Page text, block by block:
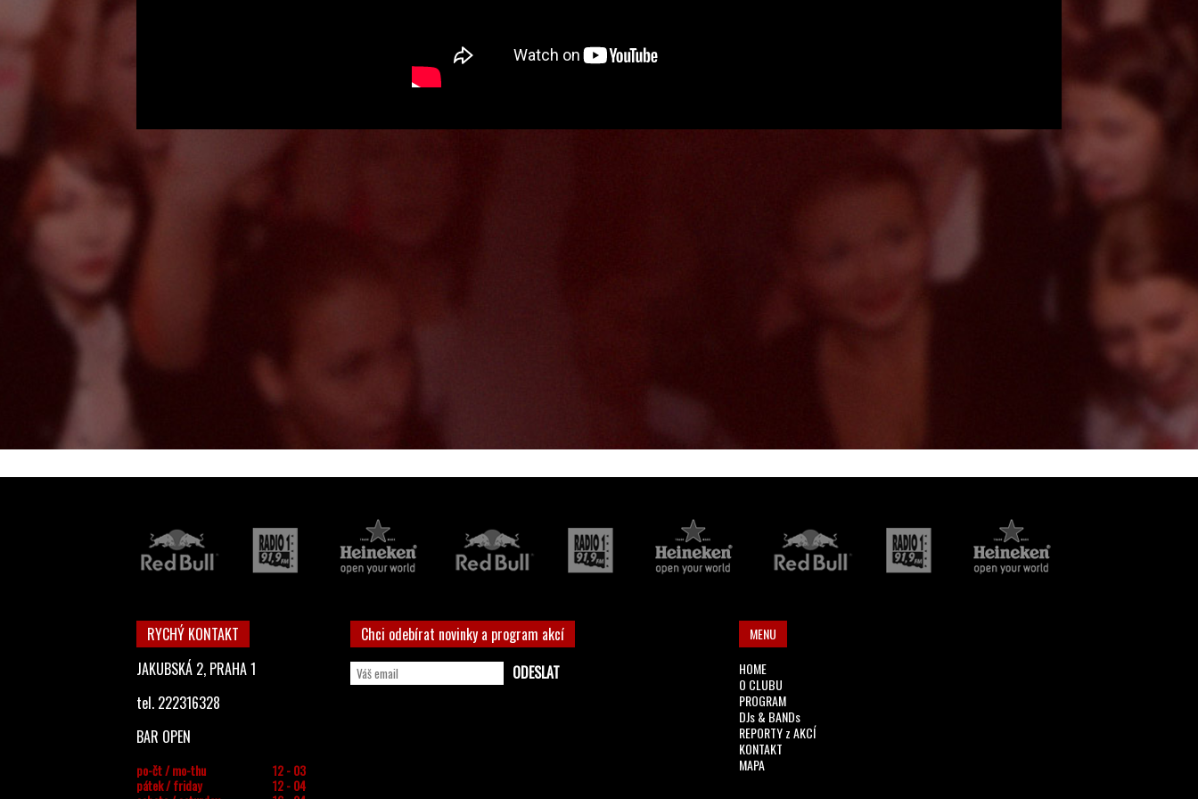
RYCHÝ KONTAKT
JAKUBSKÁ 2, PRAHA 1
tel. 222316328
BAR OPEN
po-čt / mo-thu
12 - 03
pátek / friday
12 - 04
Chci odebírat novinky a program akcí
MENU
HOME
O CLUBU
PROGRAM
DJs & BANDs
REPORTY z AKCÍ
KONTAKT
MAPA